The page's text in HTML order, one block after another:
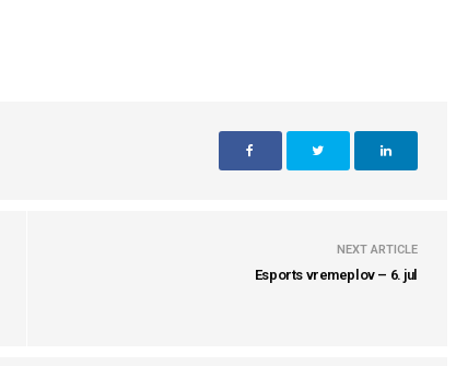
NEXT ARTICLE
Esports vremeplov – 6. jul